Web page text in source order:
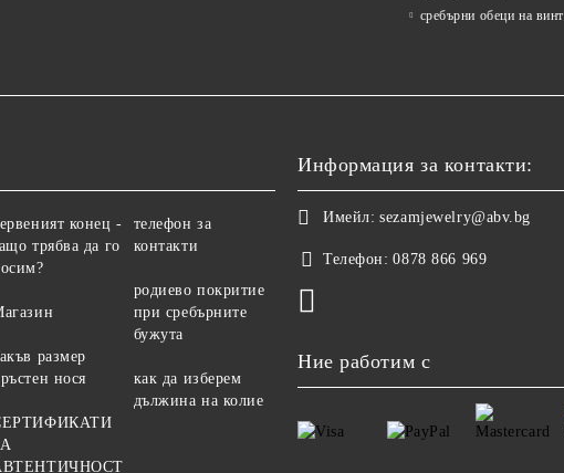
сребърни обеци на винт
конец -
трябва да го
размер
нося
телефон за
контакти
родиево покритие
при сребърните
бужута
как да изберем
дължина на колие
Информация за контакти:
Имейл: sezamjewelry@abv.bg
Телефон: 0878 866 969
Ние работим с